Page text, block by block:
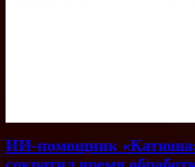
ИИ-помощник «Катюша»